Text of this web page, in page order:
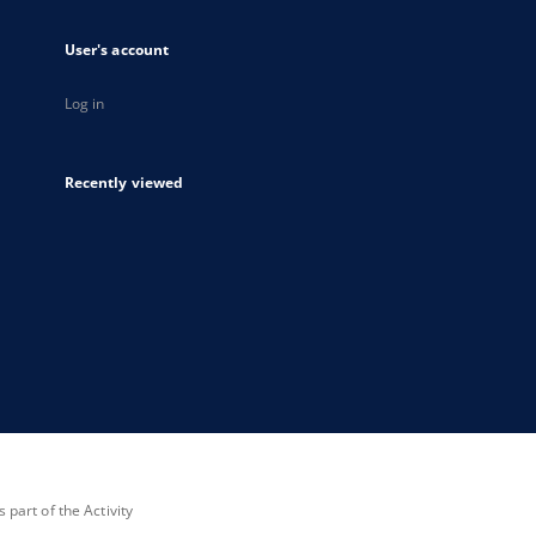
User's account
Log in
Recently viewed
part of the Activity